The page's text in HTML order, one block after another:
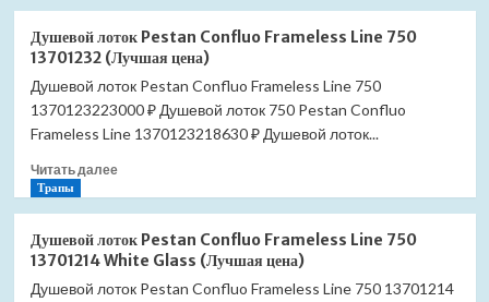
Glass
(Лучшая
цена)
лоток
Pestan
Confluo
Frameless
Line
13701321
Matte
(Лучшая
цена)
Душевой лоток Pestan Confluo Frameless Line 750
13701232 (Лучшая цена)
Душевой лоток Pestan Confluo Frameless Line 750
1370123223000 ₽ Душевой лоток 750 Pestan Confluo
Frameless Line 1370123218630 ₽ Душевой лоток...
Читать далееПрочитать
лоток
Pestan
Confluo
Трапы
Душевой лоток Pestan Confluo Frameless Line 750
13701214 White Glass (Лучшая цена)
Душевой лоток Pestan Confluo Frameless Line 750 13701214